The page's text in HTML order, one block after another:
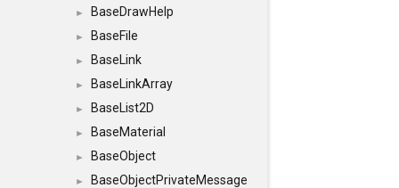
► BaseDrawHelp
► BaseFile
► BaseLink
► BaseLinkArray
► BaseList2D
► BaseMaterial
► BaseObject
► BaseObjectPrivateMessage